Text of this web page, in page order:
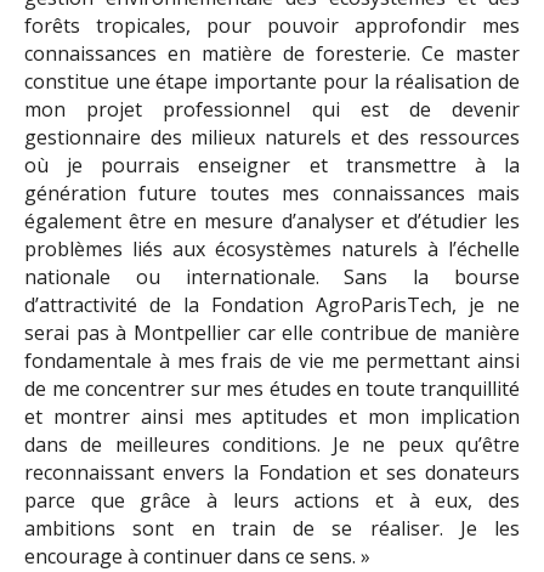
forêts tropicales, pour pouvoir approfondir mes
connaissances en matière de foresterie. Ce master
constitue une étape importante pour la réalisation de
mon projet professionnel qui est de devenir
gestionnaire des milieux naturels et des ressources
où je pourrais enseigner et transmettre à la
génération future toutes mes connaissances mais
également être en mesure d’analyser et d’étudier les
problèmes liés aux écosystèmes naturels à l’échelle
nationale ou internationale. Sans la bourse
d’attractivité de la Fondation AgroParisTech, je ne
serai pas à Montpellier car elle contribue de manière
fondamentale à mes frais de vie me permettant ainsi
de me concentrer sur mes études en toute tranquillité
et montrer ainsi mes aptitudes et mon implication
dans de meilleures conditions. Je ne peux qu’être
reconnaissant envers la Fondation et ses donateurs
parce que grâce à leurs actions et à eux, des
ambitions sont en train de se réaliser. Je les
encourage à continuer dans ce sens. »